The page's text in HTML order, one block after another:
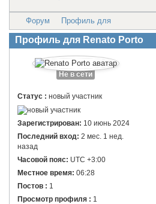
Форум Профиль для
Профиль для Renato Porto
Не в сети
Статус : новый участник
Зарегистрирован: 10 июнь 2024
Последний вход: 2 мес. 1 нед.
назад
Часовой пояс: UTC +3:00
Местное время: 06:28
Постов : 1
Просмотр профиля : 1